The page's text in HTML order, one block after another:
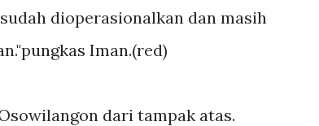
dioperasionalkan dan masih
Iman.(red)
dari tampak atas.